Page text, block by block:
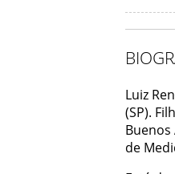
Luiz
(SP).
Buenos
de